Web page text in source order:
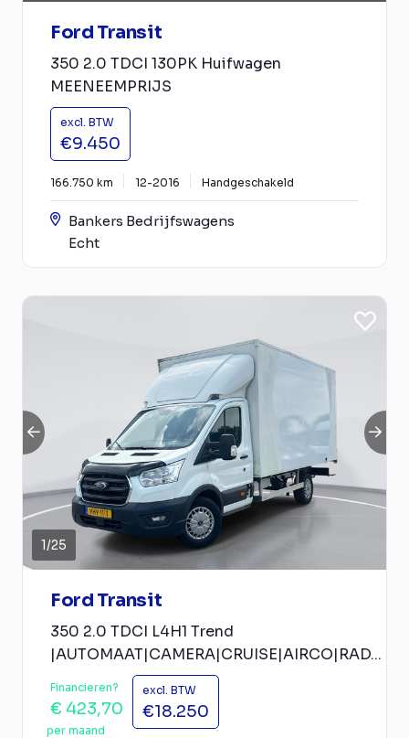
Ford Transit
350 2.0 TDCI 130PK Huifwagen
MEENEEMPRIJS
excl. BTW
€9.450
166.750 km 12-2016 Handgeschakeld
Bankers Bedrijfswagens
Echt
1/25
Ford Transit
350 2.0 TDCI L4H1 Trend
|AUTOMAAT|CAMERA|CRUISE|AIRCO|RAD...
Financieren?
€ 423,70
per maand
excl. BTW
€18.250